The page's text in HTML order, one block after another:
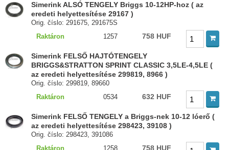
Simerink ALSÓ TENGELY Briggs 10-12HP-hoz ( az
eredeti helyettesítése 29167 )
Orig. číslo: 291675, 291675S
Raktáron
1257 758 HUF
Simerink FELSŐ HAJTÓTENGELY
BRIGGS&STRATTON SPRINT CLASSIC 3,5LE-4,5LE (
az eredeti helyettesítése 299819, 8966 )
Orig. číslo: 299819, 89660
Raktáron
0534 632 HUF
Simerink FELSŐ TENGELY a Briggs-nek 10-12 lóerő (
az eredeti helyettesítése 298423, 39108 )
Orig. číslo: 298423, 391086
Raktáron
1258 758 HUF